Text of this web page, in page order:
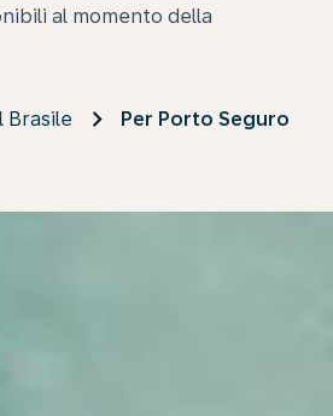
al momento della
Brasile Per Porto Seguro